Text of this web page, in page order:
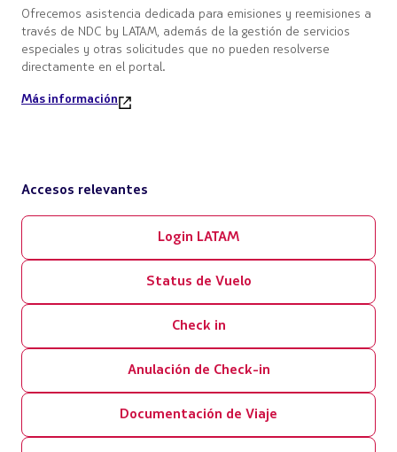
Ofrecemos asistencia dedicada para emisiones y reemisiones a
través de NDC by LATAM, además de la gestión de servicios
especiales y otras solicitudes que no pueden resolverse
directamente en el portal.
Más información
Accesos relevantes
Login LATAM
Status de Vuelo
Check in
Anulación de Check-in
Documentación de Viaje